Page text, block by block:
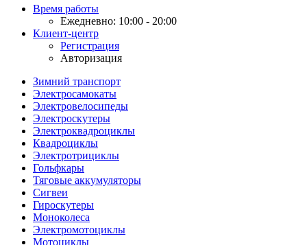
Время работы
Ежедневно: 10:00 - 20:00
Клиент-центр
Регистрация
Авторизация
Зимний транспорт
Электросамокаты
Электровелосипеды
Электроскутеры
Электроквадроциклы
Квадроциклы
Электротрициклы
Гольфкары
Тяговые аккумуляторы
Сигвеи
Гироскутеры
Моноколеса
Электромотоциклы
Мотоциклы